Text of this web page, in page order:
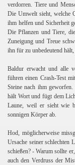
verdorren. Tiere und
Die Umwelt sieht, welche
ihm helfen und Sicherheit
Die Pflanzen und Tiere,
Zuneigung und Treue
ihn für zu unbedeutend
Baldur erwacht und alle
führen einen Crash-Test
Steine nach ihm
hält Wort und fügt dem
Laune, weil er sieht wie
sonnigen Körper ab.
Hod, möglicherweise
Ursache seiner schlechten
schießen? - Warum sollte
auch den Verdruss der